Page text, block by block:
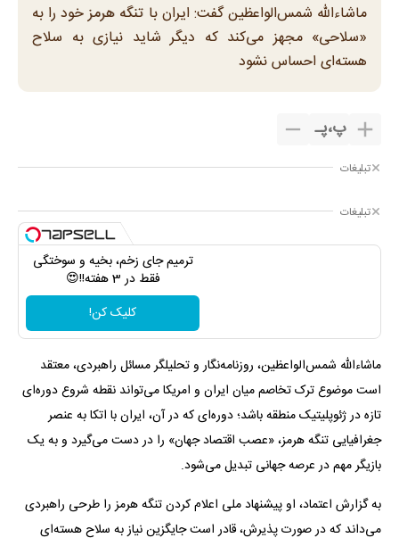
ماشاءالله شمس‌الواعظین گفت: ایران با تنگه هرمز خود را به
«سلاحی» مجهز می‌کند که دیگر شاید نیازی به سلاح
هسته‌ای احساس نشود
پ،پـ
تبلیغات
تبلیغات
ترمیم جای زخم، بخیه و سوختگی
فقط در 3 هفته!!😍
کلیک کن!
ماشاءالله شمس‌الواعظین، روزنامه‌نگار و تحلیلگر مسائل راهبردی، معتقد
است موضوع ترک تخاصم میان ایران و امریکا می‌تواند نقطه شروع دوره‌ای
تازه در ژئوپلیتیک منطقه باشد؛ دوره‌ای که در آن، ایران با اتکا به عنصر
جغرافیایی تنگه هرمز، «عصب اقتصاد جهان» را در دست می‌گیرد و به یک
بازیگر مهم در عرصه جهانی تبدیل می‌شود.
به گزارش اعتماد، او پیشنهاد ملی ‌اعلام کردن تنگه هرمز را طرحی راهبردی
می‌داند که در صورت پذیرش، قادر است جایگزین نیاز به سلاح هسته‌ای